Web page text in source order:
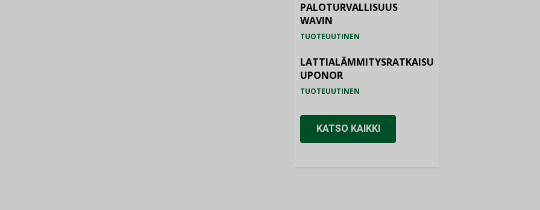
PALOTURVALLISUUS
WAVIN
TUOTEUUTINEN
LATTIALÄMMITYSRATKAISU
UPONOR
TUOTEUUTINEN
KATSO KAIKKI